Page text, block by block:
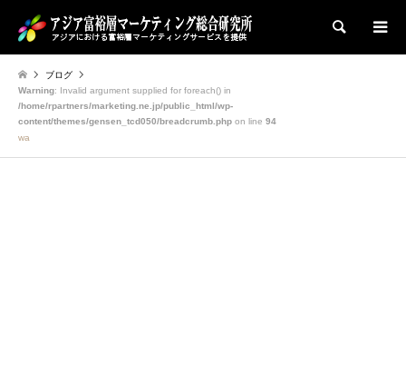
検索
ブログ
Warning: Invalid argument supplied for foreach() in
/home/rpartners/marketing.ne.jp/public_html/wp-
content/themes/gensen_tcd050/breadcrumb.php on line 94
wa